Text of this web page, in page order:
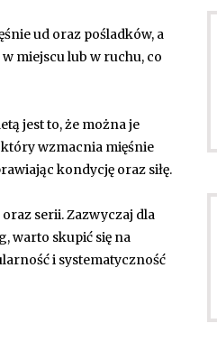
ud oraz pośladków, a
miejscu lub w ruchu, co
jest to, że można je
który wzmacnia mięśnie
kondycję oraz siłę.
serii. Zazwyczaj dla
warto skupić się na
i systematyczność